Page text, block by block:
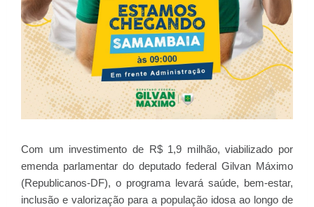
Com um investimento de R$ 1,9 milhão, viabilizado por
emenda parlamentar do deputado federal Gilvan Máximo
(Republicanos-DF), o programa levará saúde, bem-estar,
inclusão e valorização para a população idosa ao longo de